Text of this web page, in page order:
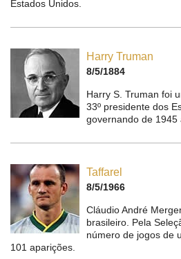
Estados Unidos.
Harry Truman
8/5/1884
Harry S. Truman foi
33º presidente dos
governando de 1945
Taffarel
8/5/1966
Cláudio André
brasileiro. Pela
número de jogos de
101 aparições.